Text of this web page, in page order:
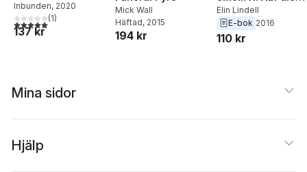
Inbunden, 2020
5,0utav 5 stjärnor. Totalt antal röster:
(1)
137 kr
Mick Wall
Häftad, 2015
194 kr
Plätzchen fertig
Elin Lindell
E-bok 2016
110 kr
Mina sidor
Hjälp